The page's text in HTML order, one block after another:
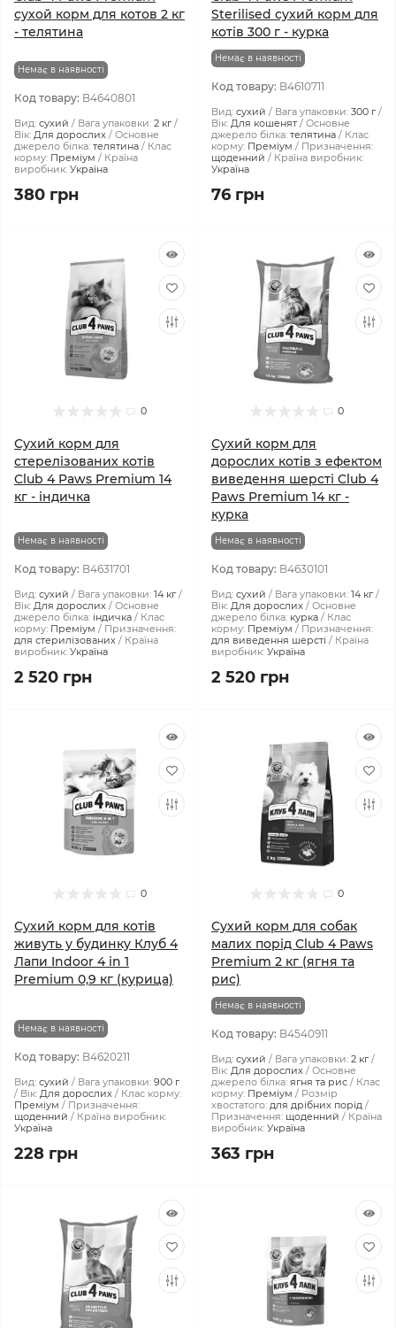
сухой корм для котов 2 кг
- телятина
Немає в наявності
Код товару: B4640801
Вид: сухий Вага упаковки: 2 кг
Вік: Для дорослих
Основне
джерело білка: телятина
Клас
корму: Преміум
Країна
виробник: Україна
380 грн
Sterilised сухий корм для
котів 300 г - курка
Немає в наявності
Код товару: B4610711
Вид: сухий Вага упаковки: 300 г
Вік: Для кошенят
Основне
джерело білка: телятина
Клас
корму: Преміум
Призначення:
щоденний
Країна виробник:
Україна
76 грн
0
Сухий корм для
стерелізованих котів
Club 4 Paws Premium 14
кг - індичка
Немає в наявності
Код товару: B4631701
Вид: сухий Вага упаковки: 14 кг
Вік: Для дорослих
Основне
джерело білка: індичка
Клас
корму: Преміум
Призначення:
для стерилізованих
Країна
виробник: Україна
2 520 грн
0
Сухий корм для
дорослих котів з ефектом
виведення шерсті Club 4
Paws Premium 14 кг -
курка
Немає в наявності
Код товару: B4630101
Вид: сухий Вага упаковки: 14 кг
Вік: Для дорослих
Основне
джерело білка: курка
Клас
корму: Преміум
Призначення:
для виведення шерсті
Країна
виробник: Україна
2 520 грн
0
Сухий корм для котів
живуть у будинку Клуб 4
Лапи Indoor 4 in 1
Premium 0,9 кг (курица)
Немає в наявності
Код товару: B4620211
Вид: сухий Вага упаковки: 900 г
Вік: Для дорослих
Клас корму:
Преміум
Призначення:
щоденний
Країна виробник:
Україна
228 грн
0
Сухий корм для собак
малих порід Club 4 Paws
Premium 2 кг (ягня та
рис)
Немає в наявності
Код товару: B4540911
Вид: сухий Вага упаковки: 2 кг
Вік: Для дорослих
Основне
джерело білка: ягня та рис
Клас
корму: Преміум
Розмір
хвостатого: для дрібних порід
Призначення: щоденний
Країна
виробник: Україна
363 грн